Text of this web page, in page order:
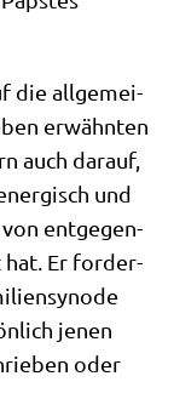
die all­ge­mei­
erwähn­ten
auch dar­auf,
und
ent­ge­gen­
hat. Er for­der­
jenen
oder